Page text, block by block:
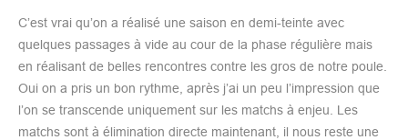
C’est vrai qu’on a réalisé une saison en demi-teinte avec
quelques passages à vide au cour de la phase régulière mais
en réalisant de belles rencontres contre les gros de notre poule.
Oui on a pris un bon rythme, après j’ai un peu l’impression que
l’on se transcende uniquement sur les matchs à enjeu. Les
matchs sont à élimination directe maintenant, il nous reste une